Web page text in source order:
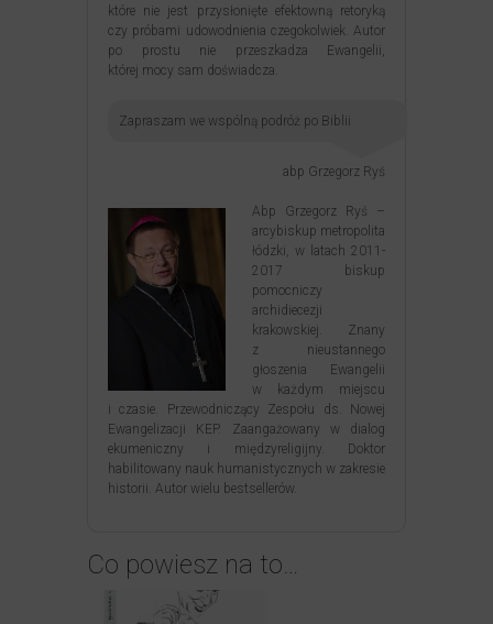
które nie jest przysłonięte efektowną retoryką
czy próbami udowodnienia czegokolwiek. Autor
po prostu nie przeszkadza Ewangelii,
której mocy sam doświadcza.
Zapraszam we wspólną podróż po Biblii
abp Grzegorz Ryś
Abp Grzegorz Ryś –
arcybiskup metropolita
łódzki, w latach 2011-
2017 biskup
pomocniczy
archidiecezji
krakowskiej. Znany
z nieustannego
głoszenia Ewangelii
w każdym miejscu
i czasie. Przewodniczący Zespołu ds. Nowej
Ewangelizacji KEP. Zaangażowany w dialog
ekumeniczny i międzyreligijny. Doktor
habilitowany nauk humanistycznych w zakresie
historii. Autor wielu bestsellerów.
Co powiesz na to…